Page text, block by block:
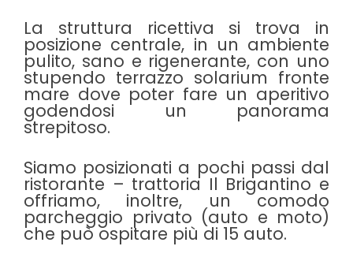
La struttura ricettiva si trova in
posizione centrale, in un ambiente
pulito, sano e rigenerante, con uno
stupendo terrazzo solarium fronte
mare dove poter fare un aperitivo
godendosi un panorama
strepitoso.
Siamo posizionati a pochi passi dal
ristorante – trattoria Il Brigantino e
offriamo, inoltre, un comodo
parcheggio privato (auto e moto)
che può ospitare più di 15 auto.